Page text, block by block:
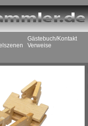
Gästebuch/Kontakt
Verweise